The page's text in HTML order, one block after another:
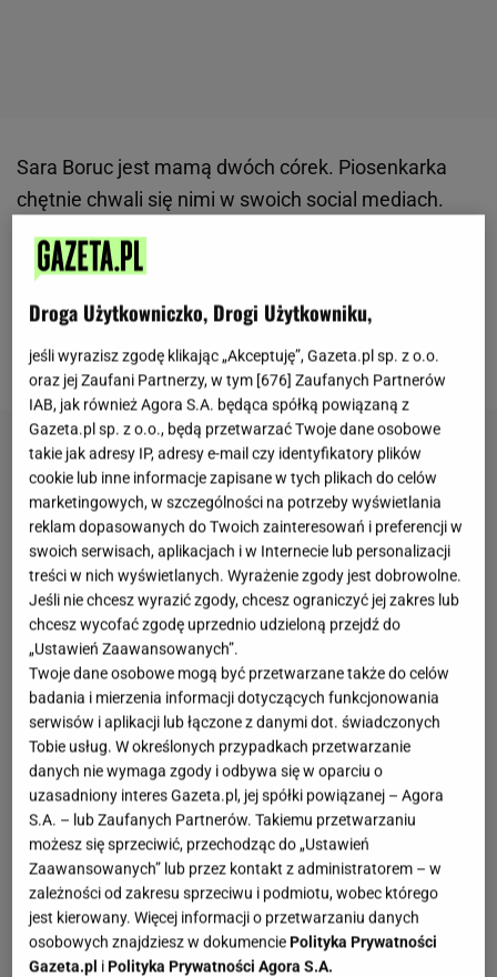
Sara Boruc jest mamą dwóch córek. Piosenkarka
chętnie chwali się nimi w swoich social mediach.
Widać, że rodzina jest dla niej bardzo ważna.
Gwiazda nigdy otwarcie nie mówiła o tym, że
radosnej informacji w minione święta możemy
wnioskować, że będzie to wyczekiwane dziecko.
Droga Użytkowniczko, Drogi Użytkowniku,
jeśli wyrazisz zgodę klikając „Akceptuję”, Gazeta.pl sp. z o.o.
oraz jej Zaufani Partnerzy, w tym [676] Zaufanych Partnerów
IAB, jak również Agora S.A. będąca spółką powiązaną z
Gazeta.pl sp. z o.o., będą przetwarzać Twoje dane osobowe
takie jak adresy IP, adresy e-mail czy identyfikatory plików
cookie lub inne informacje zapisane w tych plikach do celów
marketingowych, w szczególności na potrzeby wyświetlania
reklam dopasowanych do Twoich zainteresowań i preferencji w
swoich serwisach, aplikacjach i w Internecie lub personalizacji
treści w nich wyświetlanych. Wyrażenie zgody jest dobrowolne.
Jeśli nie chcesz wyrazić zgody, chcesz ograniczyć jej zakres lub
chcesz wycofać zgodę uprzednio udzieloną przejdź do
„Ustawień Zaawansowanych”.
Twoje dane osobowe mogą być przetwarzane także do celów
badania i mierzenia informacji dotyczących funkcjonowania
serwisów i aplikacji lub łączone z danymi dot. świadczonych
Tobie usług. W określonych przypadkach przetwarzanie
danych nie wymaga zgody i odbywa się w oparciu o
uzasadniony interes Gazeta.pl, jej spółki powiązanej – Agora
S.A. – lub Zaufanych Partnerów. Takiemu przetwarzaniu
możesz się sprzeciwić, przechodząc do „Ustawień
Zaawansowanych” lub przez kontakt z administratorem – w
zależności od zakresu sprzeciwu i podmiotu, wobec którego
jest kierowany. Więcej informacji o przetwarzaniu danych
osobowych znajdziesz w dokumencie Polityka Prywatności
Gazeta.pl i Polityka Prywatności Agora S.A.